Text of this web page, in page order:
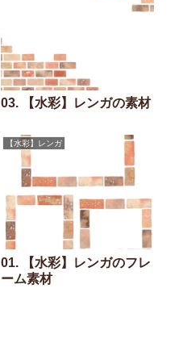
03. 【水彩】レンガの素材
【水彩】レンガ
01. 【水彩】レンガのフレ
ーム素材